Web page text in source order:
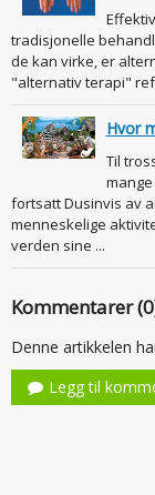
tradisjonelle
de kan virke, er
"alternativ terapi"
Hvor
Til
fortsatt Dusinvis av
menneskelige
verden sine ...
Kommentarer
Denne artikkelen
Legg til